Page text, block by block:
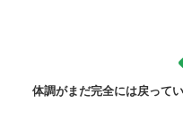
体調がまだ完全には戻って